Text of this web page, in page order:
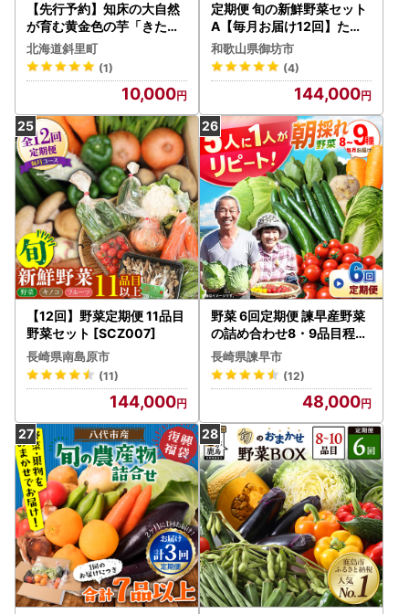
【先行予約】知床の大自然
が育む黄金色の芋「きたあ
かり」・知床の恵み凝縮「
玉葱」10kgセット じゃが
いも たまねぎ
北海道斜里町
(1)
10,000
定期便 旬の新鮮野菜セット
A【毎月お届け12回】たっ
ぷり13品以上【8004-2】
和歌山県御坊市
(4)
144,000
【12回】野菜定期便 11品目
野菜セット [SCZ007]
長崎県南島原市
(11)
144,000
野菜 6回定期便 諫早産野菜
の詰め合わせ8・9品目程度
[AHDI002]
長崎県諫早市
(12)
48,000